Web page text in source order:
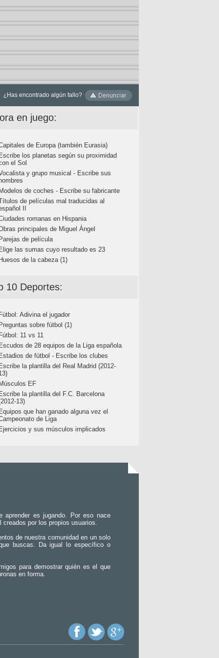
¿Has encontrado algún fallo?
en juego:
de Europa (también Eurasia)
los planetas según su proximidad
el Sol
y grupo musical - Escribe sus
de coches - Escribe su fabricante
de películas mal traducidas al
II
romanas en Hispania
principales de Miguel Ángel
de película
las sumas cuyo resultado es 23
de la cabeza (1)
10 Deportes:
Adivina el jugador
sobre fútbol (1)
11 vs 11
de 28 equipos de la Liga española
de fútbol - Escribe los clubes
la plantilla del Real Madrid (2012-
EF
la plantilla del F.C. Barcelona
13)
que han ganado alguna vez el
de Liga
y sus músculos implicados
aprender es jugando. Por eso nace
creados por los propios usuarios.
de nuestra comunidad en un solo
buscas. Da igual lo específico o
para demostrar quién es el que
en forma.